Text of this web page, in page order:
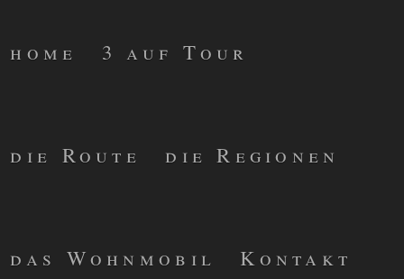
home 3 auf Tour
die Route die Regionen
das Wohnmobil Kontakt